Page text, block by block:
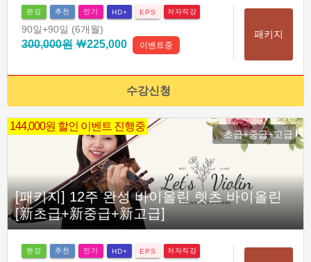
완강 추천 인기 HD+ EPS 저자직강
90일+90일 (6개월)
300,000원￦225,000 이벤트중
패키지
수강신청
144,000원 할인 이벤트 진행중
초급+중급+고급
[패키지] 12주 완성 바이올린 렛츠 바이올린
[新초급+新중급+新고급]
완강 추천 인기 HD+ EPS 저자직강